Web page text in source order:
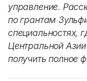
управление.
по грантам
специальностях,
Центральной
получить полное